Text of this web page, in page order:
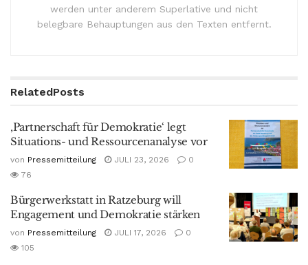
werden unter anderem Superlative und nicht
belegbare Behauptungen aus den Texten entfernt.
RelatedPosts
‚Partnerschaft für Demokratie‘ legt
Situations- und Ressourcenanalyse vor
von Pressemitteilung JULI 23, 2026
0
76
Bürgerwerkstatt in Ratzeburg will
Engagement und Demokratie stärken
von Pressemitteilung JULI 17, 2026
0
105